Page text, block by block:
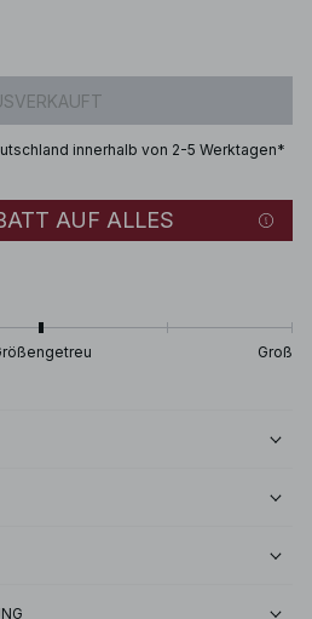
innerhalb von 2-5 Werktagen*
AUF ALLES
Groß